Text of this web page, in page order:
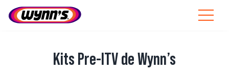
Toggle
Kits Pre-ITV de Wynn’s